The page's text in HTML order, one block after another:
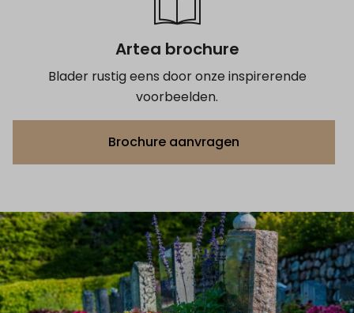
Artea brochure
Blader rustig eens door onze inspirerende
voorbeelden.
Brochure aanvragen